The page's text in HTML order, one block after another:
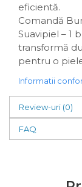
eficientă.
Comandă
Suavipiel – 1
transformă
pentru o
Informatii
Review-uri (0)
FAQ